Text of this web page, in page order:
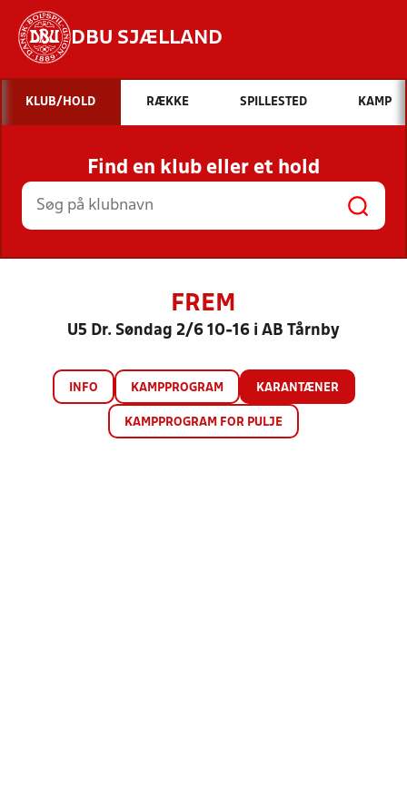
DBU SJÆLLAND
Hvad vil du søge efter?
INDHOLD OG NYHEDER
STILLINGER, RESULTATER, KLUBBER OG
HOLD
KLUB/HOLD RÆKKE SPILLESTED KAMP
Find en klub eller et hold
FREM
U5 Dr. Søndag 2/6 10-16 i AB Tårnby
INFO KAMPPROGRAM KARANTÆNER
KAMPPROGRAM FOR PULJE